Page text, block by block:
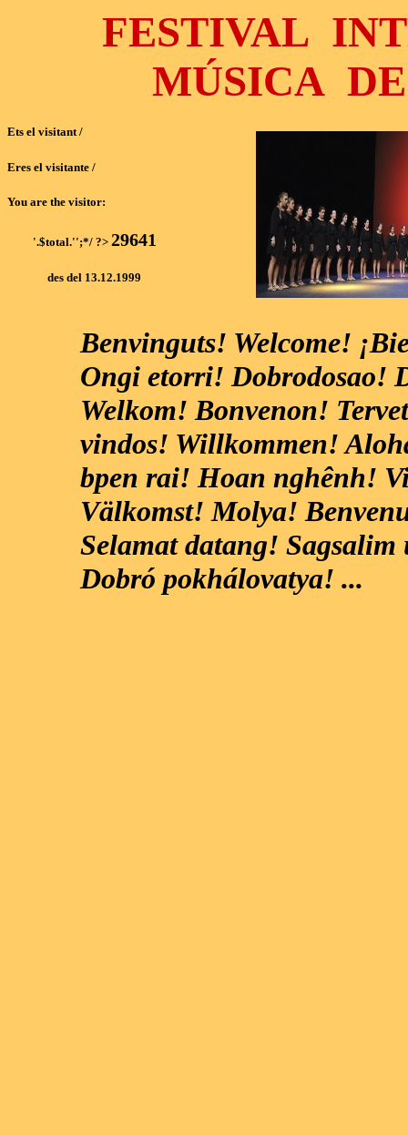
FESTIVAL
MÚSICA
Ets el visitant /
Eres el visitante /
You are the visitor:
'.$total.'';*/ ?> 29641
des del 13.12.1999
Benvinguts! Welcome!
Ongi etorri! Dobrodosao!
Welkom! Bonvenon!
vindos! Willkommen!
bpen rai! Hoan nghênh!
Välkomst! Molya!
Selamat datang!
Dobró pokhálovatya! ...